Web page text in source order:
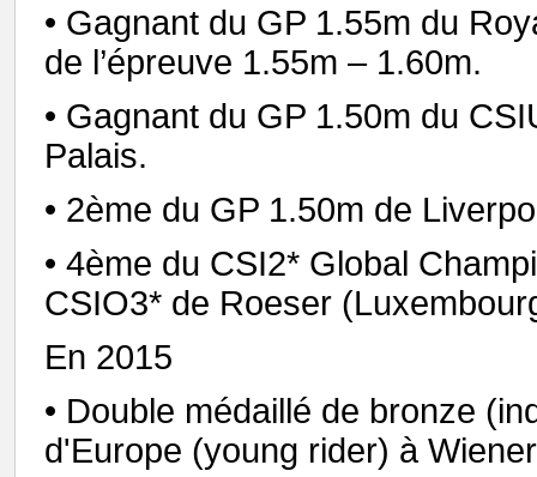
• Gagnant du GP 1.55m du
de l’épreuve 1.55m – 1.60m.
• Gagnant du GP 1.50m du
Palais.
• 2ème du GP 1.50m de
• 4ème du CSI2* Global
CSIO3* de Roeser
En 2015
• Double médaillé de bronze
d'Europe (young rider) à